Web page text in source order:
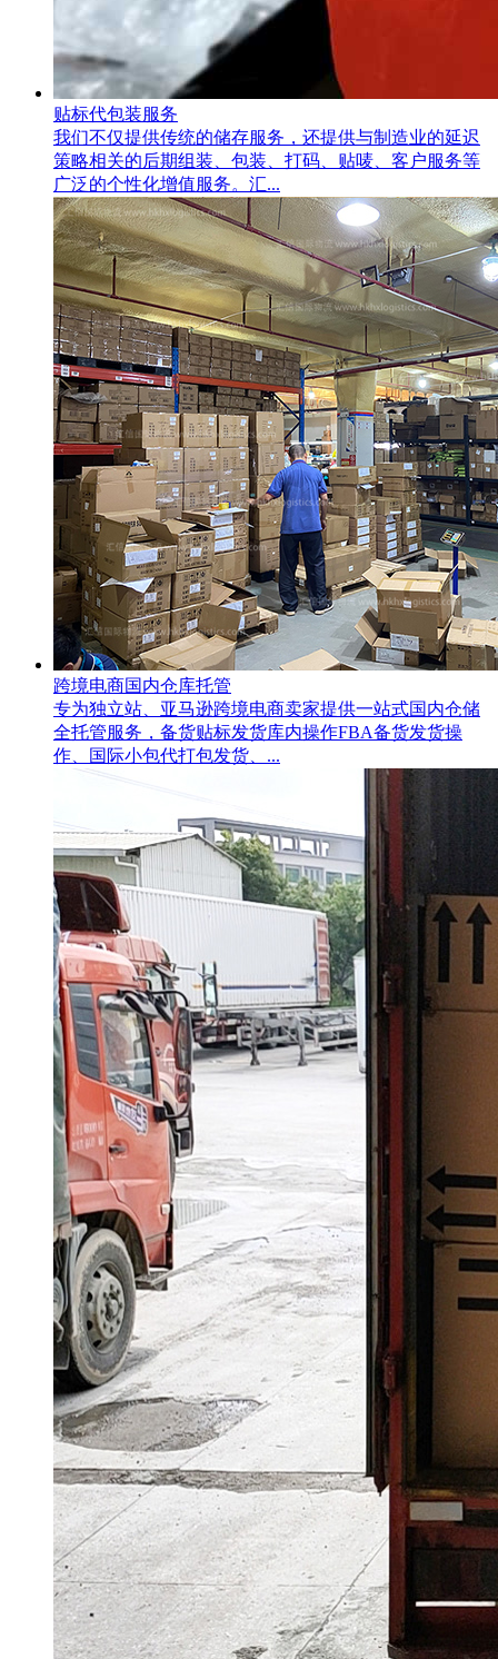
贴标代包装服务
我们不仅提供传统的储存服务，还提供与制造业的延迟
策略相关的后期组装、包装、打码、贴唛、客户服务等
广泛的个性化增值服务。汇...
跨境电商国内仓库托管
专为独立站、亚马逊跨境电商卖家提供一站式国内仓储
全托管服务，备货贴标发货库内操作FBA备货发货操
作、国际小包代打包发货、...